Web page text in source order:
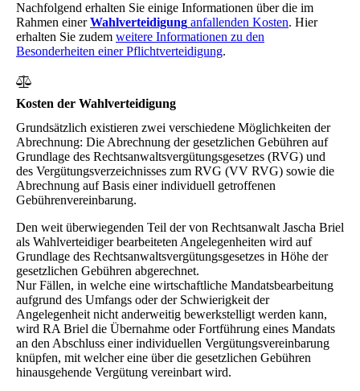
Nachfolgend erhalten Sie einige Informationen über die im
Rahmen einerWahlverteidigung anfallenden Kosten. Hier
erhalten Sie zudem weitere Informationen zu den
Besonderheiten einer Pflichtverteidigung.
Kosten der Wahlverteidigung
Grundsätzlich existieren zwei verschiedene Möglichkeiten der
Abrechnung: Die Abrechnung der gesetzlichen Gebühren auf
Grundlage des Rechtsanwaltsvergütungsgesetzes (RVG) und
des Vergütungsverzeichnisses zum RVG (VV RVG) sowie die
Abrechnung auf Basis einer individuell getroffenen
Gebührenvereinbarung.
Den weit überwiegenden Teil der von Rechtsanwalt Jascha Briel
als Wahlverteidiger bearbeiteten Angelegenheiten wird auf
Grundlage des Rechtsanwaltsvergütungsgesetzes in Höhe der
gesetzlichen Gebühren abgerechnet.
Nur Fällen, in welche eine wirtschaftliche Mandatsbearbeitung
aufgrund des Umfangs oder der Schwierigkeit der
Angelegenheit nicht anderweitig bewerkstelligt werden kann,
wird RA Briel die Übernahme oder Fortführung eines Mandats
an den Abschluss einer individuellen Vergütungsvereinbarung
knüpfen, mit welcher eine über die gesetzlichen Gebühren
hinausgehende Vergütung vereinbart wird.